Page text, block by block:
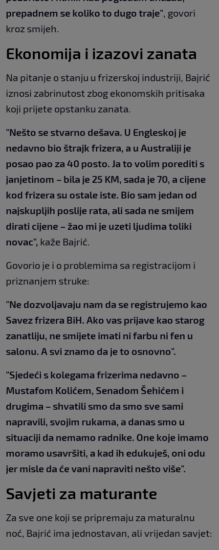
prepadnem se koliko to dugo traje", govori
kroz smijeh.
Ekonomija i izazovi zanata
Na pitanje o stanju u frizerskoj industriji, Bajrić
iznosi zabrinutost zbog ekonomskih pritisaka
koji prijete opstanku zanata.
"Nešto se stvarno dešava. U Engleskoj je
nedavno bio štrajk frizera, a u Australiji je
posao pao za 40 posto. Ja to volim porediti s
janjetinom – bila je 25 KM, sada je 70, a cijene
kod frizera su ostale iste. Bio sam jedan od
najskupljih poslije rata, ali sada ne smijem
dirati cijene – žao mi je uzeti ljudima toliki
novac", kaže Bajrić.
Govorio je i o problemima sa registracijom i
priznanjem struke:
"Ne dozvoljavaju nam da se registrujemo kao
Savez frizera BiH. Ako vas prijave kao starog
zanatliju, ne smijete imati ni farbu ni fen u
salonu. A svi znamo da je to osnovno".
"Sjedeći s kolegama frizerima nedavno –
Mustafom Kolićem, Senadom Šehićem i
drugima – shvatili smo da smo sve sami
napravili, svojim rukama, a danas smo u
situaciji da nemamo radnike. One koje imamo
moramo usavršiti, a kad ih edukuješ, oni odu
jer misle da će vani napraviti nešto više".
Savjeti za maturante
Za sve one koji se pripremaju za maturalnu
noć, Bajrić ima jednostavan, ali vrijedan savjet: